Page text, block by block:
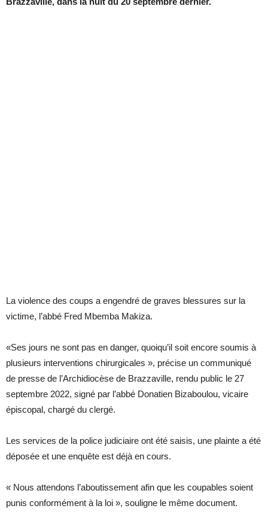
La violence des coups a engendré de graves blessures sur la
victime, l’abbé Fred Mbemba Makiza.
«Ses jours ne sont pas en danger, quoiqu’il soit encore soumis à
plusieurs interventions chirurgicales », précise un communiqué
de presse de l’Archidiocèse de Brazzaville, rendu public le 27
septembre 2022, signé par l’abbé Donatien Bizaboulou, vicaire
épiscopal, chargé du clergé.
Les services de la police judiciaire ont été saisis, une plainte a été
déposée et une enquête est déjà en cours.
« Nous attendons l’aboutissement afin que les coupables soient
punis conformément à la loi », souligne le même document.